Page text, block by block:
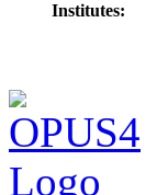
Institutes: